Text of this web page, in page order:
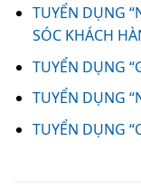
TUYỂN DỤNG
SÓC KHÁCH
TUYỂN DỤNG
TUYỂN DỤNG
TUYỂN DỤNG